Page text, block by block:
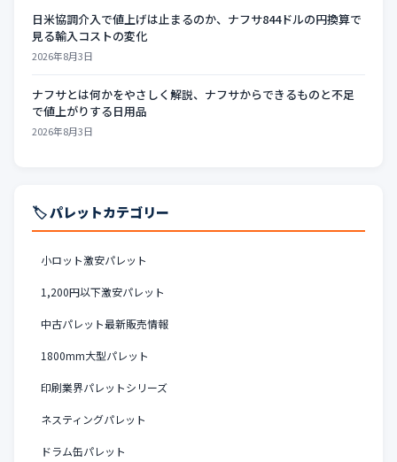
日米協調介入で値上げは止まるのか、ナフサ844ドルの円換算で
見る輸入コストの変化
2026年8月3日
ナフサとは何かをやさしく解説、ナフサからできるものと不足
で値上がりする日用品
2026年8月3日
🏷️ パレットカテゴリー
小ロット激安パレット
1,200円以下激安パレット
中古パレット最新販売情報
1800mm大型パレット
印刷業界パレットシリーズ
ネスティングパレット
ドラム缶パレット